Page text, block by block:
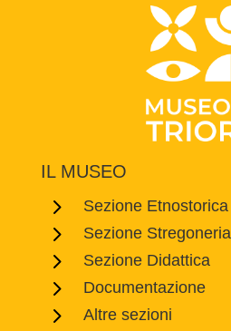
IL MUSEO
5 Sezione Etnostorica
5 Sezione Stregoneria
5 Sezione Didattica
5 Documentazione
5 Altre sezioni